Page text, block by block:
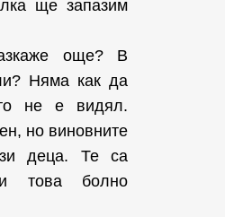
ще запазим
още? В
Няма как да
не е видял.
но виновните
деца. Те са
това болно